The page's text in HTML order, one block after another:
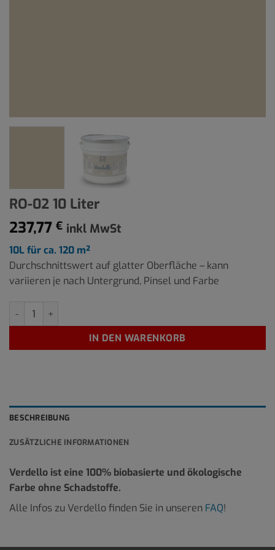
RO-02 10 Liter
237,77 € inkl MwSt
10L für ca. 120 m²
Durchschnittswert auf glatter Oberfläche – kann
variieren je nach Untergrund, Pinsel und Farbe
RO-02 10 Liter Menge
IN DEN WARENKORB
BESCHREIBUNG
ZUSÄTZLICHE INFORMATIONEN
Verdello ist eine 100% biobasierte und ökologische
Farbe ohne Schadstoffe.
Alle Infos zu Verdello finden Sie in unseren FAQ!